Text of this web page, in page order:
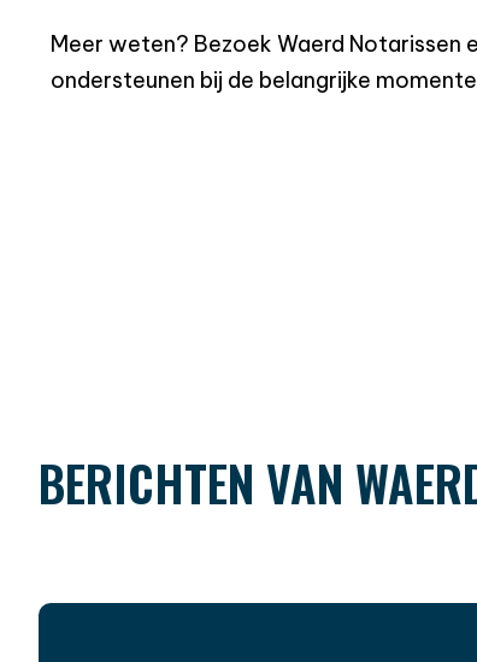
Meer weten? Bezoek Waerd Notarissen
ondersteunen bij de belangrijke
BERICHTEN VAN